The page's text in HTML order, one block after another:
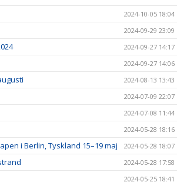
2024-10-05 18:04
2024-09-29 23:09
2024-09-27 14:17
2024-09-27 14:06
2024-08-13 13:43
2024-07-09 22:07
2024-07-08 11:44
2024-05-28 18:16
i Berlin, Tyskland 15–19 maj 2024-05-28 18:07
2024-05-28 17:58
2024-05-25 18:41